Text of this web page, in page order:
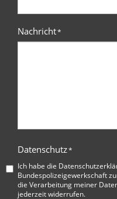
Nachricht*
Datenschutz*
Ich habe die
Bundespolizeigewerkschaft
die Verarbeitung meiner
jederzeit widerrufen.